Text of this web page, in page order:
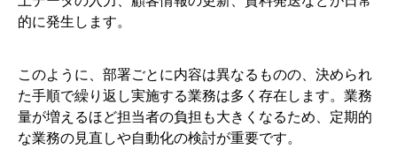
的に発生します。
このように、部署ごとに内容は異なるものの、決められ
た手順で繰り返し実施する業務は多く存在します。業務
量が増えるほど担当者の負担も大きくなるため、定期的
な業務の見直しや自動化の検討が重要です。